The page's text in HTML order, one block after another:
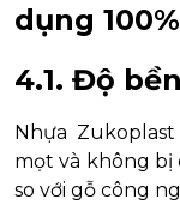
dụng
4.1. Độ
Nhựa
mọt và không bị
so với gỗ công